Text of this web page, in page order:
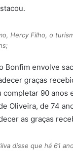
Hercy Filho, o
Bonfim envolve
graças
completar 90
Oliveira, de 74
as graças
disse que há 61